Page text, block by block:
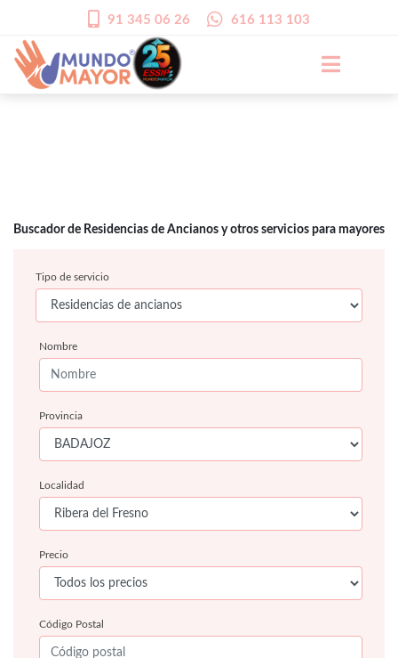
91 345 06 26 616 113 103
Buscador de Residencias de Ancianos y otros servicios para mayores
Tipo de servicio
Nombre
Provincia
Localidad
Precio
Código Postal